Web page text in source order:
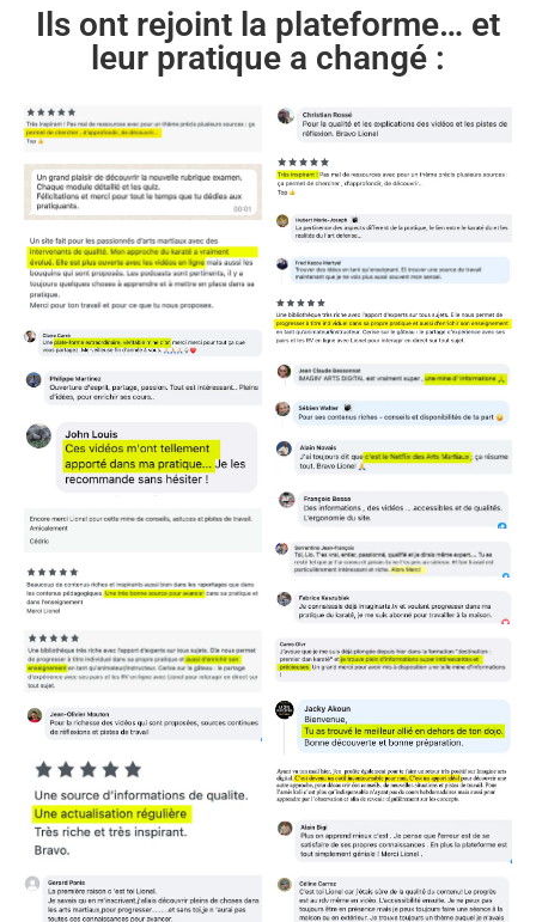
Ils ont rejoint la plateforme… et
leur pratique a changé :